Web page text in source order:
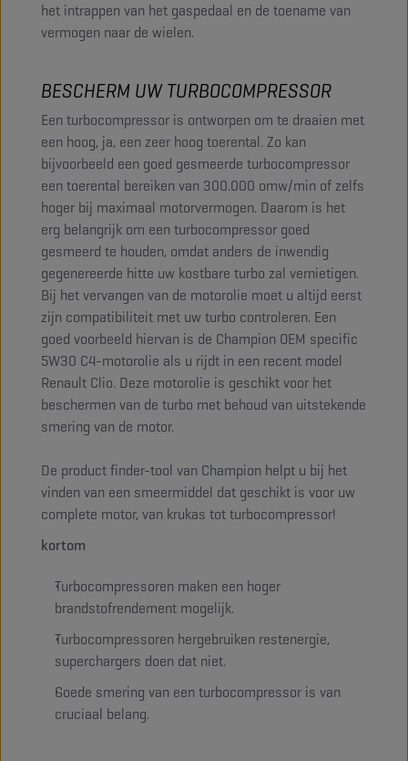
het intrappen van het gaspedaal en de toename van
vermogen naar de wielen.
BESCHERM UW TURBOCOMPRESSOR
Een turbocompressor is ontworpen om te draaien met
een hoog, ja, een zeer hoog toerental. Zo kan
bijvoorbeeld een goed gesmeerde turbocompressor
een toerental bereiken van 300.000 omw/min of zelfs
hoger bij maximaal motorvermogen. Daarom is het
erg belangrijk om een turbocompressor goed
gesmeerd te houden, omdat anders de inwendig
gegenereerde hitte uw kostbare turbo zal vernietigen.
Bij het vervangen van de motorolie moet u altijd eerst
zijn compatibiliteit met uw turbo controleren. Een
goed voorbeeld hiervan is de Champion OEM specific
5W30 C4-motorolie als u rijdt in een recent model
Renault Clio. Deze motorolie is geschikt voor het
beschermen van de turbo met behoud van uitstekende
smering van de motor.
De product finder-tool van Champion helpt u bij het
vinden van een smeermiddel dat geschikt is voor uw
complete motor, van krukas tot turbocompressor!
kortom
Turbocompressoren maken een hoger
brandstofrendement mogelijk.
Turbocompressoren hergebruiken restenergie,
superchargers doen dat niet.
Goede smering van een turbocompressor is van
cruciaal belang.